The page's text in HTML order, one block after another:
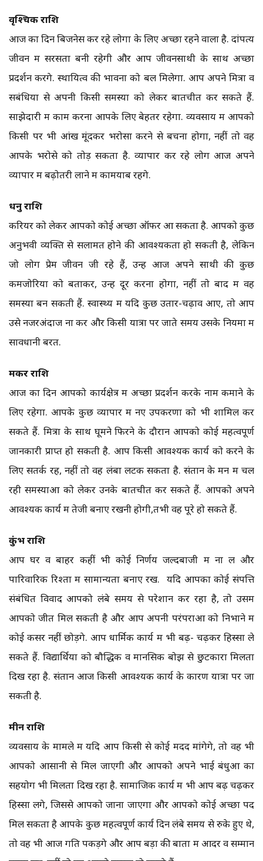
वृश्चिक राशि
आज का दिन बिजनेस कर रहे लोगों के लिए अच्छा रहने वाला है. दांपत्य
जीवन में सरसता बनी रहेगी और आप जीवनसाथी के साथ अच्छा
प्रदर्शन करेंगे. स्थायित्व की भावना को बल मिलेगा. आप अपने मित्रों व
सबंधियों से अपनी किसी समस्या को लेकर बातचीत कर सकते हैं.
साझेदारी में काम करना आपके लिए बेहतर रहेगा. व्यवसाय में आपको
किसी पर भी आंख मूंदकर भरोसा करने से बचना होगा, नहीं तो वह
आपके भरोसे को तोड़ सकता है. व्यापार कर रहे लोग आज अपने
व्यापार में बढ़ोतरी लाने में कामयाब रहेंगे.
धनु राशि
करियर को लेकर आपको कोई अच्छा ऑफर आ सकता है. आपको कुछ
अनुभवी व्यक्ति से सलामत होने की आवश्यकता हो सकती है, लेकिन
जो लोग प्रेम जीवन जी रहे हैं, उन्हें आज अपने साथी की कुछ
कमजोरियों को बताकर, उन्हें दूर करना होगा, नहीं तो बाद में वह
समस्या बन सकती हैं. स्वास्थ्य में यदि कुछ उतार-चढ़ाव आए, तो आप
उसे नजरअंदाज ना करें और किसी यात्रा पर जाते समय उसके नियमों में
सावधानी बरतें.
मकर राशि
आज का दिन आपको कार्यक्षेत्र में अच्छा प्रदर्शन करके नाम कमाने के
लिए रहेगा. आपके कुछ व्यापार में नए उपकरणों को भी शामिल कर
सकते हैं. मित्रों के साथ घूमने फिरने के दौरान आपको कोई महत्वपूर्ण
जानकारी प्राप्त हो सकती है. आप किसी आवश्यक कार्य को करने के
लिए सतर्क रहें, नहीं तो वह लंबा लटक सकता है. संतान के मन में चल
रही समस्याओं को लेकर उनके बातचीत कर सकते हैं. आपको अपने
आवश्यक कार्य में तेजी बनाए रखनी होगी,तभी वह पूरे हो सकते हैं.
कुंभ राशि
आप घर व बाहर कहीं भी कोई निर्णय जल्दबाजी में ना लें और
पारिवारिक रिश्तों में सामान्यता बनाए रखें. यदि आपका कोई संपत्ति
संबंधित विवाद आपको लंबे समय से परेशान कर रहा है, तो उसमें
आपको जीत मिल सकती है और आप अपनी परंपराओं को निभाने में
कोई कसर नहीं छोड़ेंगे. आप धार्मिक कार्य में भी बढ़- चढ़कर हिस्सा ले
सकते हैं. विद्यार्थियों को बौद्धिक व मानसिक बोझ से छुटकारा मिलता
दिख रहा है. संतान आज किसी आवश्यक कार्य के कारण यात्रा पर जा
सकती है.
मीन राशि
व्यवसाय के मामले में यदि आप किसी से कोई मदद मांगेगे, तो वह भी
आपको आसानी से मिल जाएगी और आपको अपने भाई बंधुओं का
सहयोग भी मिलता दिख रहा है. सामाजिक कार्य में भी आप बढ़ चढ़कर
हिस्सा लेंगे, जिससे आपको जाना जाएगा और आपको कोई अच्छा पद
मिल सकता है आपके कुछ महत्वपूर्ण कार्य दिन लंबे समय से रुके हुए थे,
तो वह भी आज गति पकड़ेंगे और आप बड़ों की बातों में आदर व सम्मान